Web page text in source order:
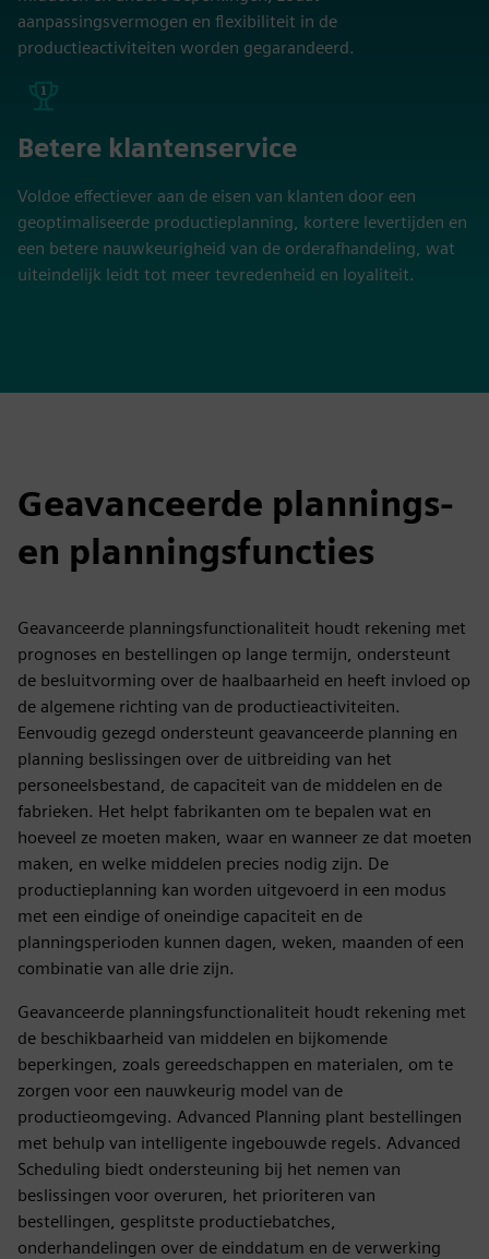
aanpassingsvermogen en flexibiliteit in de
productieactiviteiten worden gegarandeerd.
Betere klantenservice
Voldoe effectiever aan de eisen van klanten door een
geoptimaliseerde productieplanning, kortere levertijden en
een betere nauwkeurigheid van de orderafhandeling, wat
uiteindelijk leidt tot meer tevredenheid en loyaliteit.
Geavanceerde plannings-
en planningsfuncties
Geavanceerde planningsfunctionaliteit houdt rekening met
prognoses en bestellingen op lange termijn, ondersteunt
de besluitvorming over de haalbaarheid en heeft invloed op
de algemene richting van de productieactiviteiten.
Eenvoudig gezegd ondersteunt geavanceerde planning en
planning beslissingen over de uitbreiding van het
personeelsbestand, de capaciteit van de middelen en de
fabrieken. Het helpt fabrikanten om te bepalen wat en
hoeveel ze moeten maken, waar en wanneer ze dat moeten
maken, en welke middelen precies nodig zijn. De
productieplanning kan worden uitgevoerd in een modus
met een eindige of oneindige capaciteit en de
planningsperioden kunnen dagen, weken, maanden of een
combinatie van alle drie zijn.
Geavanceerde planningsfunctionaliteit houdt rekening met
de beschikbaarheid van middelen en bijkomende
beperkingen, zoals gereedschappen en materialen, om te
zorgen voor een nauwkeurig model van de
productieomgeving. Advanced Planning plant bestellingen
met behulp van intelligente ingebouwde regels. Advanced
Scheduling biedt ondersteuning bij het nemen van
beslissingen voor overuren, het prioriteren van
bestellingen, gesplitste productiebatches,
onderhandelingen over de einddatum en de verwerking